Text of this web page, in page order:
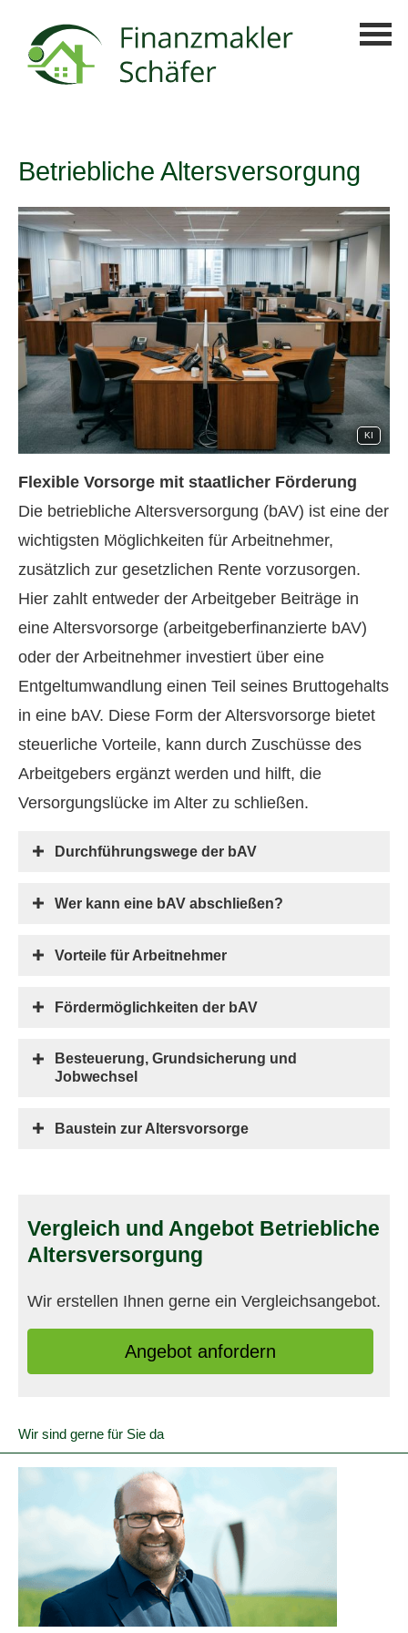
Betriebliche Altersversorgung
KI
Flexible Vorsorge mit staatlicher Förderung
Die betriebliche Altersversorgung (bAV) ist eine der
wichtigsten Möglichkeiten für Arbeitnehmer,
zusätzlich zur gesetzlichen Rente vorzusorgen.
Hier zahlt entweder der Arbeitgeber Beiträge in
eine Alters­vorsorge (arbeitgeberfinanzierte bAV)
oder der Arbeitnehmer investiert über eine
Entgeltumwandlung einen Teil seines Bruttogehalts
in eine bAV. Diese Form der Alters­vorsorge bietet
steuerliche Vorteile, kann durch Zuschüsse des
Arbeitgebers ergänzt werden und hilft, die
Versorgungslücke im Alter zu schließen.
Durchführungswege der bAV
Wer kann eine bAV abschließen?
Vorteile für Arbeitnehmer
Fördermöglichkeiten der bAV
Besteuerung, Grundsicherung und
Jobwechsel
Baustein zur Alters­vorsorge
Vergleich und Angebot Betriebliche
Altersversorgung
Wir erstellen Ihnen gerne ein Vergleichsangebot.
An­ge­bot an­for­dern
Wir sind gerne für Sie da